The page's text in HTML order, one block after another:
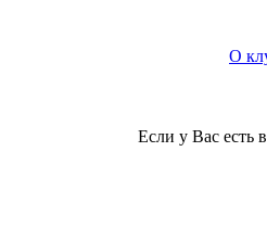
О
Если у Вас есть